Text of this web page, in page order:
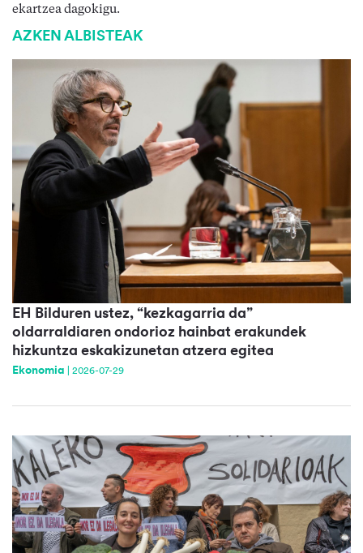
ekartzea dagokigu.
AZKEN ALBISTEAK
EH Bilduren ustez, “kezkagarria da”
oldarraldiaren ondorioz hainbat erakundek
hizkuntza eskakizunetan atzera egitea
Ekonomia 2026-07-29